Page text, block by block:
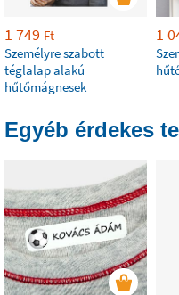
1 749 Ft
Személyre szabott
téglalap alakú
hűtőmágnesek
1
Egyéb érdekes